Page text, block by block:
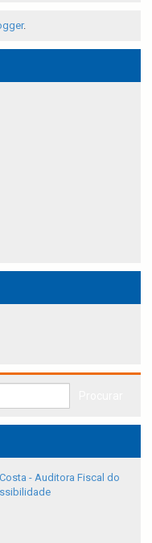
.
- Auditora Fiscal do